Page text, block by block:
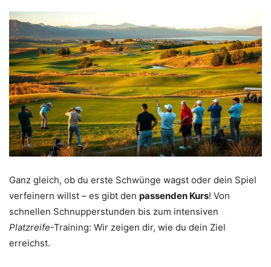
Ganz gleich, ob du erste Schwünge wagst oder dein Spiel
verfeinern willst – es gibt den passenden Kurs! Von
schnellen Schnupperstunden bis zum intensiven
Platzreife-Training: Wir zeigen dir, wie du dein Ziel
erreichst.